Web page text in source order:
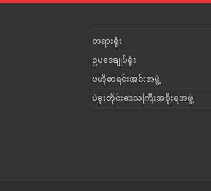
တရားရုံး
ဥပဒေချုပ်ရုံး
ဗဟိုစာရင်းအင်းအဖွဲ့
ပဲခူးတိုင်းဒေသကြီးအစိုးရအဖွဲ့